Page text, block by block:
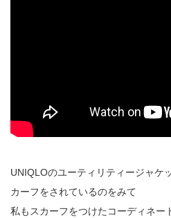
UNIQLOのユーティリティージャケ
カーフをされているのをみて
私もスカーフをつけたコーディネー